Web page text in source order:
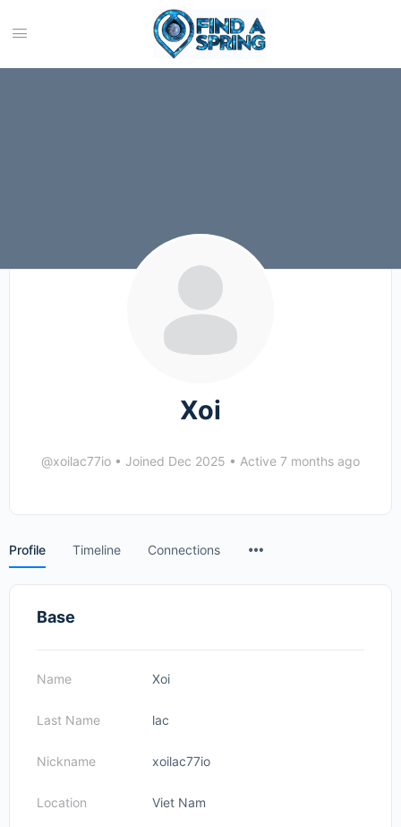
Xoi
@xoilac77io • Joined Dec 2025 • Active 7 months ago
Profile Timeline Connections
Base
Name Xoi
Last Name lac
Nickname xoilac77io
Location Viet Nam